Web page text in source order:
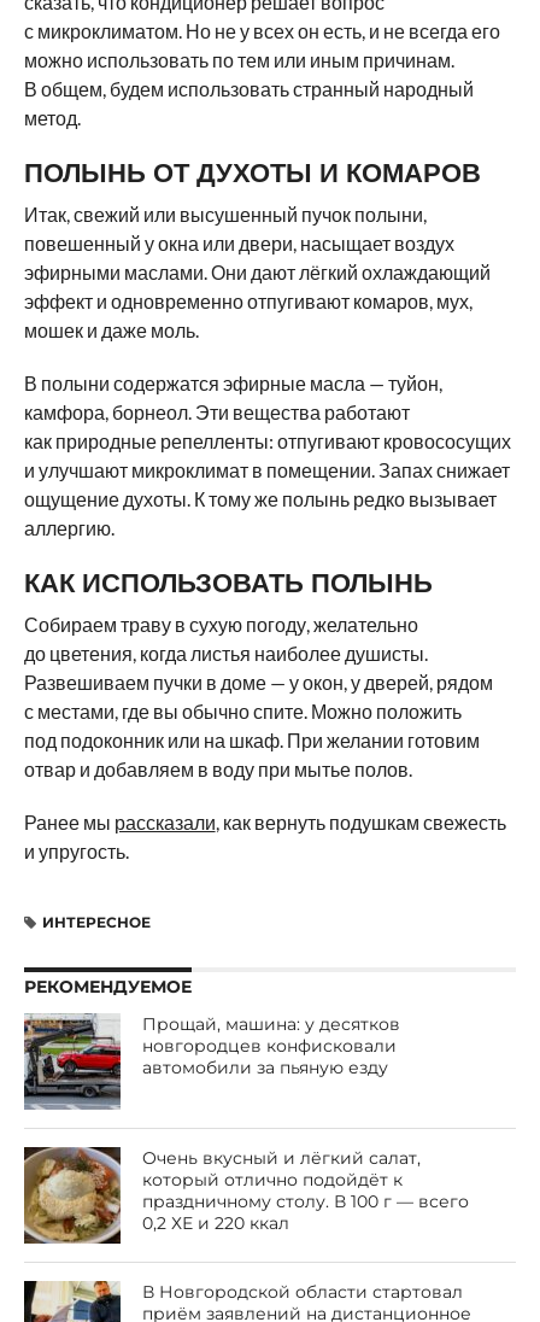
с микроклиматом. Но не у всех он есть, и не всегда его
можно использовать по тем или иным причинам.
В общем, будем использовать странный народный
метод.
ПОЛЫНЬ ОТ ДУХОТЫ И КОМАРОВ
Итак, свежий или высушенный пучок полыни,
повешенный у окна или двери, насыщает воздух
эфирными маслами. Они дают лёгкий охлаждающий
эффект и одновременно отпугивают комаров, мух,
мошек и даже моль.
В полыни содержатся эфирные масла — туйон,
камфора, борнеол. Эти вещества работают
как природные репелленты: отпугивают кровососущих
и улучшают микроклимат в помещении. Запах снижает
ощущение духоты. К тому же полынь редко вызывает
аллергию.
КАК ИСПОЛЬЗОВАТЬ ПОЛЫНЬ
Собираем траву в сухую погоду, желательно
до цветения, когда листья наиболее душисты.
Развешиваем пучки в доме — у окон, у дверей, рядом
с местами, где вы обычно спите. Можно положить
под подоконник или на шкаф. При желании готовим
отвар и добавляем в воду при мытье полов.
Ранее мы рассказали , как вернуть подушкам свежесть
и упругость.
ИНТЕРЕСНОЕ
РЕКОМЕНДУЕМОЕ
Прощай, машина: у десятков
новгородцев конфисковали
автомобили за пьяную езду
Очень вкусный и лёгкий салат,
который отлично подойдёт к
праздничному столу. В 100 г — всего
0,2 ХЕ и 220 ккал
В Новгородской области стартовал
приём заявлений на дистанционное